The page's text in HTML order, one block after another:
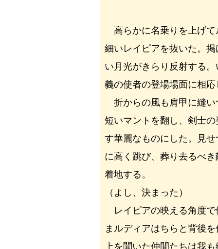
高らかに名乗りを上げて
細いレイピアを抜いた。
い月光がきらり反射する
義の使者の登場場面に相応
折からの風も肩甲に縫い
短いマントを翻し、剣士
す華麗なものにした。見
に高く跳び、葬り去るべ
着地する。
（よし、決まった）
レイピアの映える角度で
まルディアはちらと背後
上を聞いた仲間たちは我